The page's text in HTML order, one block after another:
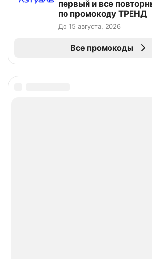
первый и все
по промокоду ТРЕНД
До 15 августа, 2026
Все промокоды